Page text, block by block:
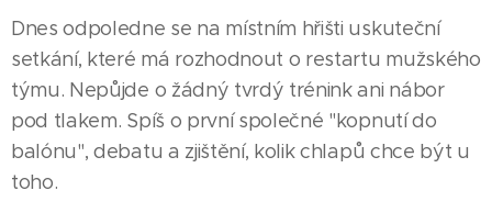
Dnes odpoledne se na místním hřišti uskuteční
setkání, které má rozhodnout o restartu mužského
týmu. Nepůjde o žádný tvrdý trénink ani nábor
pod tlakem. Spíš o první společné "kopnutí do
balónu", debatu a zjištění, kolik chlapů chce být u
toho.